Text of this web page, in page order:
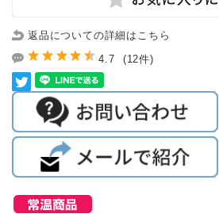
返品についての詳細はこちら
4.7 (12件)